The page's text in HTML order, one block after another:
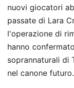
nuovi giocatori
passate di Lara
l'operazione di
hanno
soprannaturali di
nel canone futuro.